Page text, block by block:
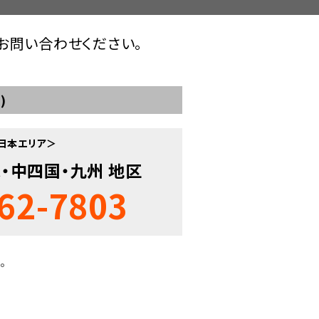
い合わせください。
本エリア＞
中四国・九州 地区
7803